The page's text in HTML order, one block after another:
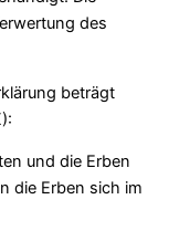
des
beträgt
und die Erben
die Erben sich im